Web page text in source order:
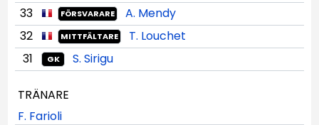
33
FÖRSVARARE
A. Mendy
32
MITTFÄLTARE
T. Louchet
31
GK S. Sirigu
TRÄNARE
F. Farioli